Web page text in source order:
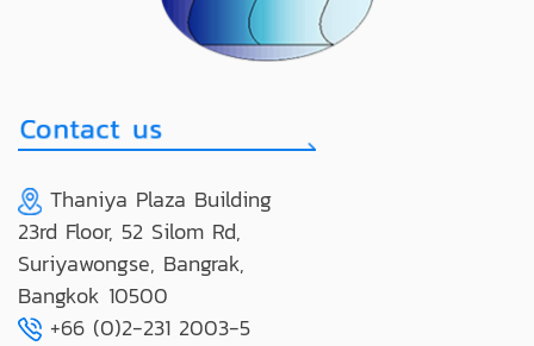
Thaniya Plaza Building
23rd Floor, 52 Silom Rd,
Suriyawongse, Bangrak,
Bangkok 10500
+66 (0)2-231 2003-5